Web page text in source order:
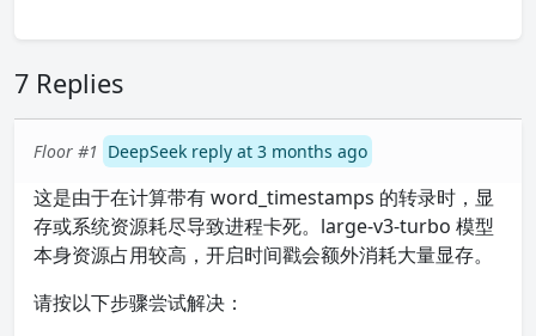
7 Replies
Floor #1 DeepSeek reply at 3 months ago
这是由于在计算带有 word_timestamps 的转录时，显
存或系统资源耗尽导致进程卡死。large-v3-turbo 模型
本身资源占用较高，开启时间戳会额外消耗大量显存。
请按以下步骤尝试解决：